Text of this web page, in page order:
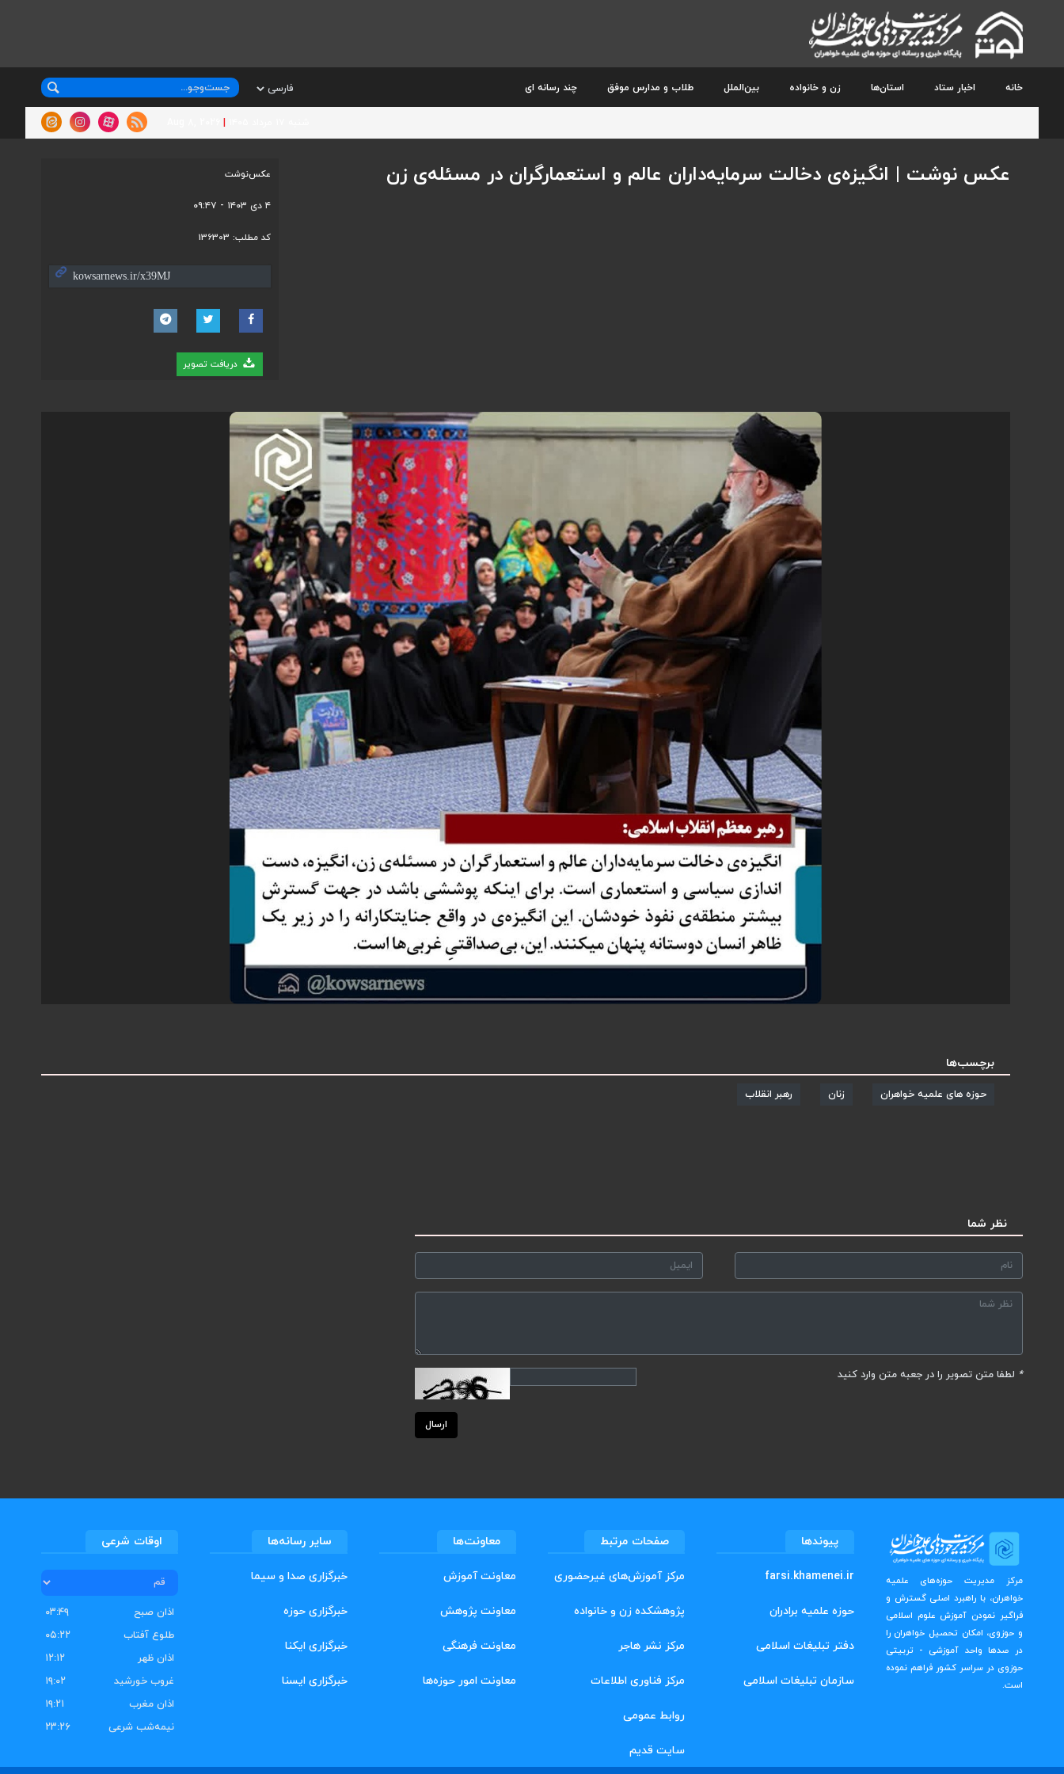
خانه اخبار ستاد استان‌ها زن و خانواده بین‌الملل طلاب و مدارس موفق چند رسانه ای
عکس‌نوشت
۴ دی ۱۴۰۳ - ۰۹:۴۷
کد مطلب: 136303
دریافت تصویر
عکس نوشت | انگیزه‌ی دخالت سرمایه‌داران عالم و استعمارگران در مسئله‌ی زن
برچسب‌ها
حوزه های علمیه خواهران زنان رهبر انقلاب
نظر شما
* لطفا متن تصویر را در جعبه متن وارد کنید
ارسال
مرکز مدیریت حوزه‌های علمیه
خواهران، با راهبرد اصلی گسترش و
فراگیر نمودن آموزش علوم اسلامی
و حوزوی، امکان تحصیل خواهران را
در صدها واحد آموزشی - تربیتی
حوزوی در سراسر کشور فراهم نموده
است.
پیوندها
farsi.khamenei.ir
حوزه علمیه برادران
دفتر تبلیغات اسلامی
سازمان تبلیغات اسلامی
صفحات مرتبط
مرکز آموزش‌های غیرحضوری
پژوهشکده زن و خانواده
مرکز نشر هاجر
مرکز فناوری اطلاعات
روابط عمومی
سایت قدیم
معاونت‌ها
معاونت آموزش
معاونت پژوهش
معاونت فرهنگی
معاونت امور حوزه‌ها
سایر رسانه‌ها
خبرگزاری صدا و سیما
خبرگزاری حوزه
خبرگزاری ایکنا
خبرگزاری ایسنا
اوقات شرعی
اذان صبح
۰۳:۴۹
طلوع آفتاب
۰۵:۲۲
اذان ظهر
۱۲:۱۲
غروب خورشید
۱۹:۰۲
اذان مغرب
۱۹:۲۱
نیمه‌شب شرعی
۲۳:۲۶